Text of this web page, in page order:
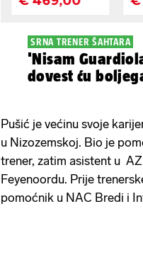
SRNA TRENER ŠAHTARA
'Nisam
dovest ću
Pušić je većinu svoje
u Nizozemskoj. Bio je
trener, zatim asistent u
Feyenoordu. Prije
pomoćnik u NAC Bredi i